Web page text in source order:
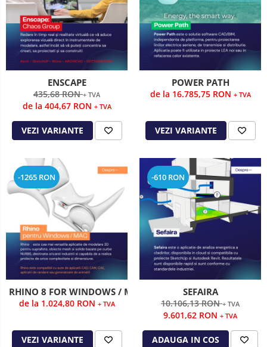
ENSCAPE
435,68 RON+ TVA
de la 404,67 RON + TVA
VEZI VARIANTE
POWER PATH
de la 16.785,75 RON + TVA
VEZI VARIANTE
-1265 RON
RHINO 8 FOR WINDOWS / MAC
de la 1.024,80 RON + TVA
VEZI VARIANTE
-610 RON
SEFAIRA
10.106,13 RON+ TVA
9.601,62 RON + TVA
ADAUGA IN COS